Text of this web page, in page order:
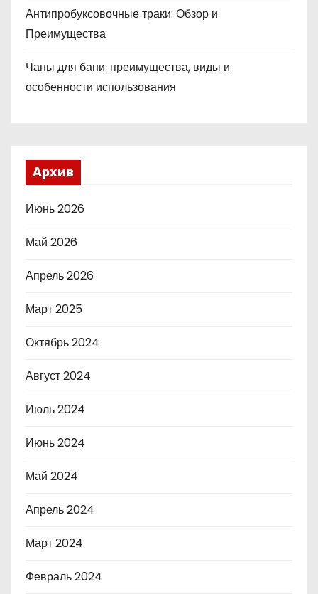
Антипробуксовочные траки: Обзор и
Преимущества
Чаны для бани: преимущества, виды и
особенности использования
Архив
Июнь 2026
Май 2026
Апрель 2026
Март 2025
Октябрь 2024
Август 2024
Июль 2024
Июнь 2024
Май 2024
Апрель 2024
Март 2024
Февраль 2024